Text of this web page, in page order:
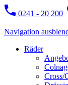
0241 - 20 200
Navigation
Räder
Cross/